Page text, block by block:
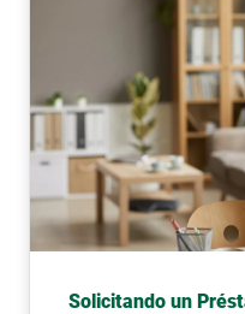
Solicitando un